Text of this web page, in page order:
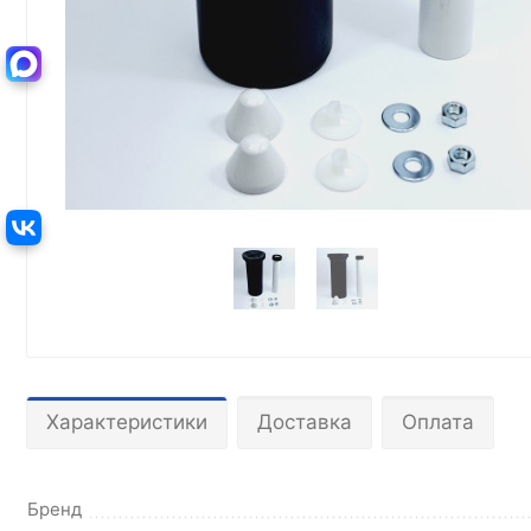
Характеристики Доставка Оплата
Бренд